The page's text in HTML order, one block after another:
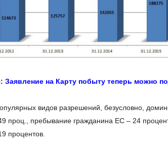
Заявление на Карту побыту теперь можно
видов разрешений, безусловно,
проц., пребывание гражданина ЕС – 24
процентов.